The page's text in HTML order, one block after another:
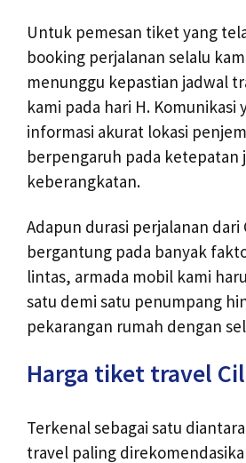
Untuk pemesan tiket yang
booking perjalanan selalu
menunggu kepastian jadwal
kami pada hari H. Komunikasi
informasi akurat lokasi
berpengaruh pada ketepatan
keberangkatan.
Adapun durasi perjalanan dari
bergantung pada banyak
lintas, armada mobil kami
satu demi satu penumpang
pekarangan rumah dengan
Harga tiket travel
Terkenal sebagai satu
travel paling